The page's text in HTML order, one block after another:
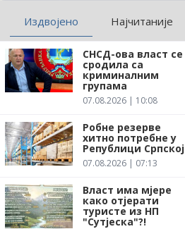
Издвојено Најчитаније
СНСД-ова власт се
сродила са
криминалним
групама
07.08.2026 | 10:08
Робне резерве
хитно потребне у
Републици Српској
07.08.2026 | 07:13
Власт има мјере
како отјерати
туристе из НП
"Сутјеска"?!